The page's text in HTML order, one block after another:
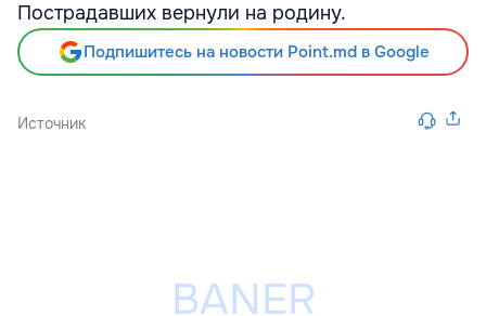
Пострадавших вернули на родину.
Подпишитесь на новости Point.md в Google
Источник